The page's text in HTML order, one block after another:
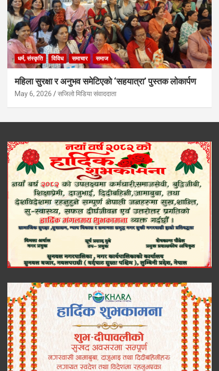
धर्म, संस्कृति विविध समाचार समाज
महिला सुरक्षा र अनुभव समेटिएको ‘सहयात्रा’ पुस्तक लोकार्पण
May 6, 2026 सजिलो मिडिया संवाददाता